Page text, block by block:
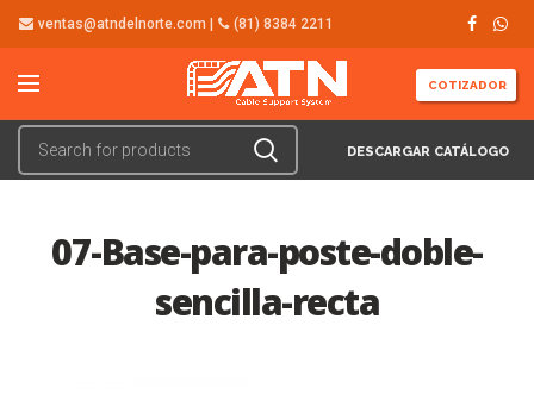
ventas@atndelnorte.com | (81) 8384 2211
COTIZADOR
DESCARGAR CATÁLOGO
07-Base-para-poste-doble-
sencilla-recta